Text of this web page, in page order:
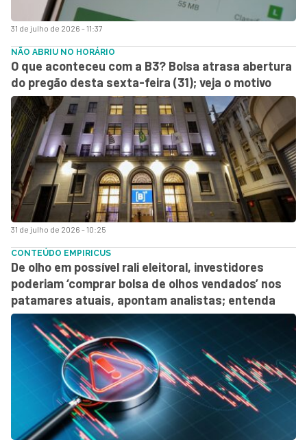
31 de julho de 2026 - 11:37
31 de julho de 2026 - 10:25
NÃO ABRIU NO HORÁRIO
O que aconteceu com a B3? Bolsa atrasa abertura
do pregão desta sexta-feira (31); veja o motivo
CONTEÚDO EMPIRICUS
De olho em possível rali eleitoral, investidores
poderiam ‘comprar bolsa de olhos vendados’ nos
patamares atuais, apontam analistas; entenda